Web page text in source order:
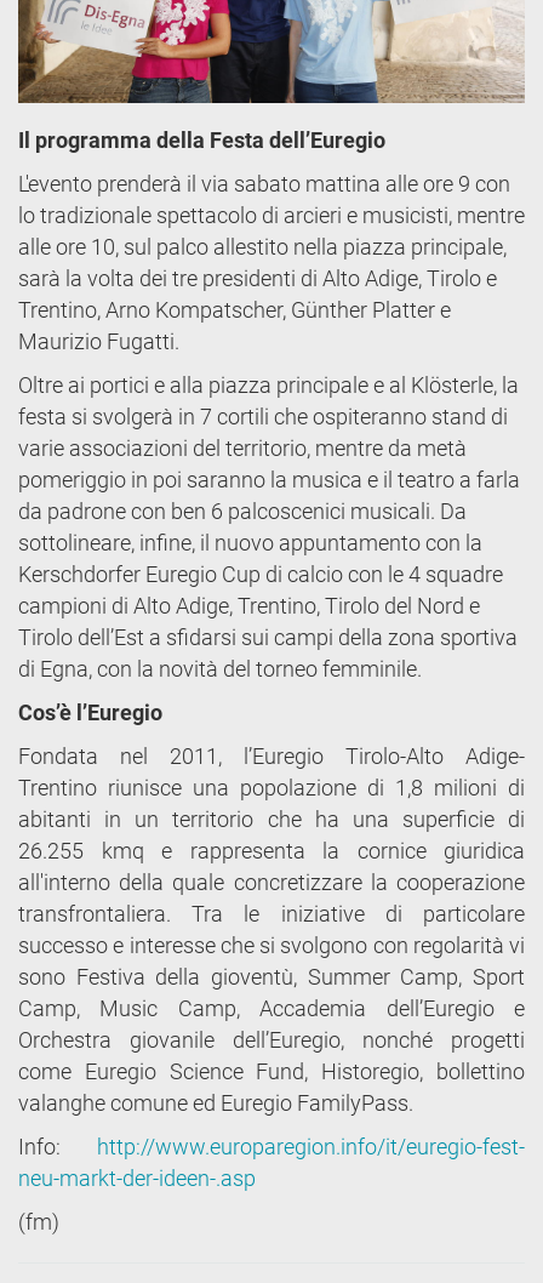
Il programma della Festa dell’Euregio
L'evento prenderà il via sabato mattina alle ore 9 con
lo tradizionale spettacolo di arcieri e musicisti, mentre
alle ore 10, sul palco allestito nella piazza principale,
sarà la volta dei tre presidenti di Alto Adige, Tirolo e
Trentino, Arno Kompatscher, Günther Platter e
Maurizio Fugatti.
Oltre ai portici e alla piazza principale e al Klösterle, la
festa si svolgerà in 7 cortili che ospiteranno stand di
varie associazioni del territorio, mentre da metà
pomeriggio in poi saranno la musica e il teatro a farla
da padrone con ben 6 palcoscenici musicali. Da
sottolineare, infine, il nuovo appuntamento con la
Kerschdorfer Euregio Cup di calcio con le 4 squadre
campioni di Alto Adige, Trentino, Tirolo del Nord e
Tirolo dell’Est a sfidarsi sui campi della zona sportiva
di Egna, con la novità del torneo femminile.
Cos’è l’Euregio
Fondata nel 2011, l’Euregio Tirolo-Alto Adige-
Trentino riunisce una popolazione di 1,8 milioni di
abitanti in un territorio che ha una superficie di
26.255 kmq e rappresenta la cornice giuridica
all'interno della quale concretizzare la cooperazione
transfrontaliera. Tra le iniziative di particolare
successo e interesse che si svolgono con regolarità vi
sono Festiva della gioventù, Summer Camp, Sport
Camp, Music Camp, Accademia dell’Euregio e
Orchestra giovanile dell’Euregio, nonché progetti
come Euregio Science Fund, Historegio, bollettino
valanghe comune ed Euregio FamilyPass.
Info: http://www.europaregion.info/it/euregio-fest-
neu-markt-der-ideen-.asp
(fm)